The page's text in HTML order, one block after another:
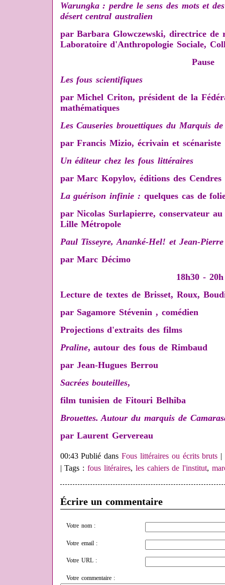
Warungka : perdre le sens des mots et
désert central australien
par Barbara Glowczewski, directrice de
Laboratoire d'Anthropologie Sociale,
Pause
Les fous scientifiques
par Michel Criton, président de la
mathématiques
Les Causeries brouettiques du Marquis
par Francis Mizio, écrivain et scénariste
Un éditeur chez les fous littéraires
par Marc Kopylov, éditions des Cendres
La guérison infinie : quelques cas de
par Nicolas Surlapierre, conservateur
Lille Métropole
Paul Tisseyre, Ananké-Hel! et Jean-
par Marc Décimo
18h30 -
Lecture de textes de Brisset, Roux,
par Sagamore Stévenin , comédien
Projections d'extraits des films
Praline, autour des fous de Rimbaud
par Jean-Hugues Berrou
Sacrées bouteilles,
film tunisien de Fitouri Belhiba
Brouettes. Autour du marquis de
par Laurent Gervereau
00:43 Publié dansFous littéraires ou écrits bruts |
| Tags :fous litéraires, les cahiers de l'institut,
Écrire un commentaire
Votre nom :
Votre email :
Votre URL :
Votre commentaire :